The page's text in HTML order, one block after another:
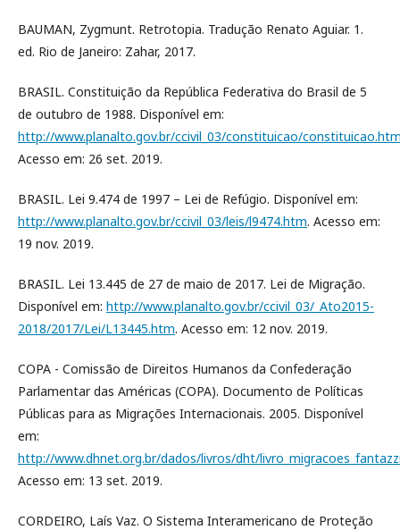
BAUMAN, Zygmunt. Retrotopia. Tradução Renato Aguiar. 1.
ed. Rio de Janeiro: Zahar, 2017.
BRASIL. Constituição da República Federativa do Brasil de 5
de outubro de 1988. Disponível em:
http://www.planalto.gov.br/ccivil_03/constituicao/
Acesso em: 26 set. 2019.
BRASIL. Lei 9.474 de 1997 – Lei de Refúgio. Disponível em:
http://www.planalto.gov.br/ccivil_03/leis/l9474.htm. Acesso em:
19 nov. 2019.
BRASIL. Lei 13.445 de 27 de maio de 2017. Lei de Migração.
Disponível em: http://www.planalto.gov.br/ccivil_03/_Ato2015-
2018/2017/Lei/L13445.htm. Acesso em: 12 nov. 2019.
COPA - Comissão de Direitos Humanos da Confederação
Parlamentar das Américas (COPA). Documento de Políticas
Públicas para as Migrações Internacionais. 2005. Disponível
em:
http://www.dhnet.org.br/dados/livros/dht/
Acesso em: 13 set. 2019.
CORDEIRO, Laís Vaz. O Sistema Interamericano de Proteção